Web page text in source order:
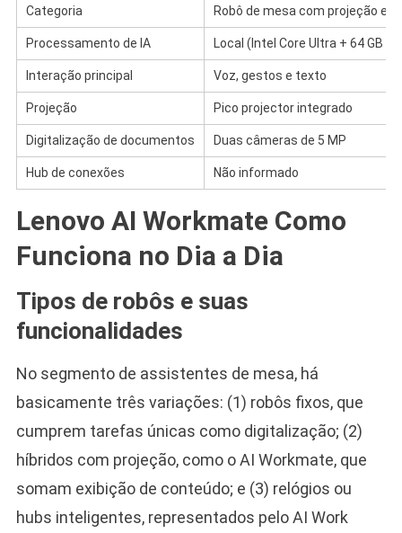
Categoria Robô de mesa com projeção e
Processamento de IA Local (Intel Core Ultra + 64 GB
Interação principal Voz, gestos e texto
Projeção Pico projector integrado
Digitalização de documentos Duas câmeras de 5 MP
Hub de conexões Não informado
Lenovo AI Workmate Como
Funciona no Dia a Dia
Tipos de robôs e suas
funcionalidades
No segmento de assistentes de mesa, há
basicamente três variações: (1) robôs fixos, que
cumprem tarefas únicas como digitalização; (2)
híbridos com projeção, como o AI Workmate, que
somam exibição de conteúdo; e (3) relógios ou
hubs inteligentes, representados pelo AI Work